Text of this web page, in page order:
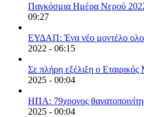
Παγκόσμια Ημέρα Νερού
09:27
ΕΥΔΑΠ: Ένα νέο μοντέλο
2022 - 06:15
Σε πλήρη εξέλιξη ο
2025 - 00:04
ΗΠΑ: 79χρονος
2025 - 00:04